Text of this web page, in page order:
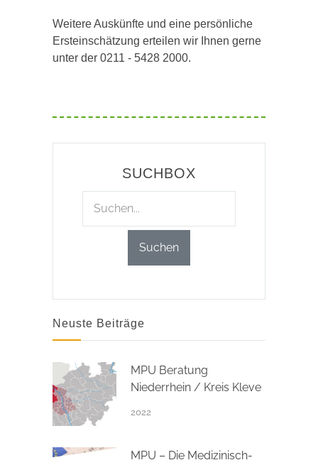
Weitere Auskünfte und eine persönliche
Ersteinschätzung erteilen wir Ihnen gerne
unter der 0211 - 5428 2000.
SUCHBOX
Neuste Beiträge
MPU Beratung
Niederrhein / Kreis Kleve
2022
MPU – Die Medizinisch-